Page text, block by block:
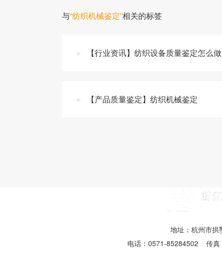
与“纺织机械鉴定”相关的标签
【行业资讯】纺织设备质量鉴定怎么
【产品质量鉴定】纺织机械鉴定
地址：杭州市拱
电话：0571-85284502 传